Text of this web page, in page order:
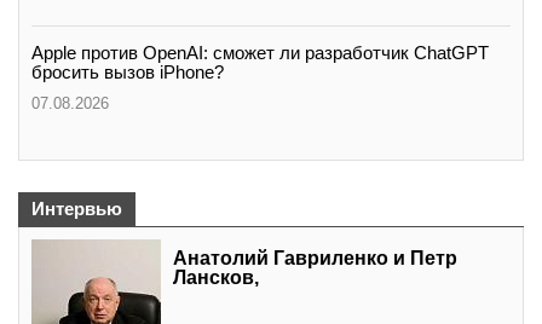
Apple против OpenAI: сможет ли разработчик ChatGPT
бросить вызов iPhone?
07.08.2026
Интервью
Анатолий Гавриленко и Петр
Лансков,